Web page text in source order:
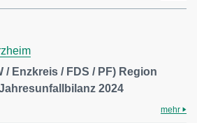
/ Enzkreis / FDS / PF) Region
2024
mehr